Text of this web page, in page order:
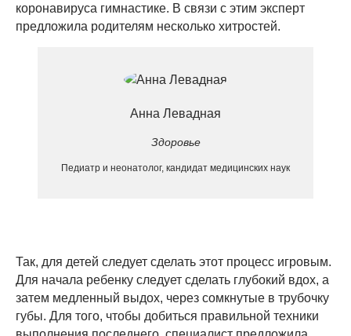
коронавируса гимнастике. В связи с этим эксперт
предложила родителям несколько хитростей.
Анна Левадная
Здоровье
Педиатр и неонатолог, кандидат медицинских наук
Так, для детей следует сделать этот процесс игровым.
Для начала ребенку следует сделать глубокий вдох, а
затем медленный выдох, через сомкнутые в трубочку
губы. Для того, чтобы добиться правильной техники